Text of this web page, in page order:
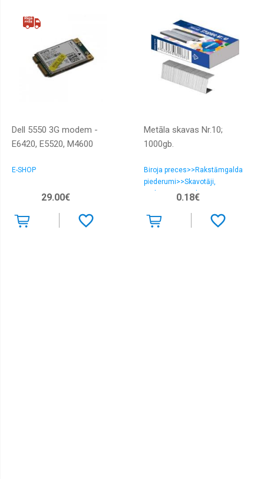
Dell 5550 3G modem -
E6420, E5520, M4600
E-SHOP
29.00€
Metāla skavas Nr.10;
1000gb.
Biroja preces>>Rakstāmgalda
piederumi>>Skavotāji,
atskavotāji un skavas
0.18€